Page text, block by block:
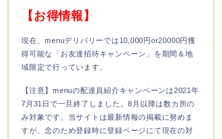
【お得情報】
現在、menuデリバリーでは10,000円or20000円獲
得可能な「お友達招待キャンペーン」を期間＆地
域限定で行っています。
【注意】menuの配達員紹介キャンペーンは2021年
7月31日で一旦終了しました。8月以降は数カ所の
み対象です。当サイトは最新情報の掲載に努めま
すが、念のため登録時に登録ページにて現在の対